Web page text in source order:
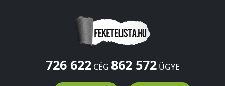
726 622CÉG 862 572ÜGYE